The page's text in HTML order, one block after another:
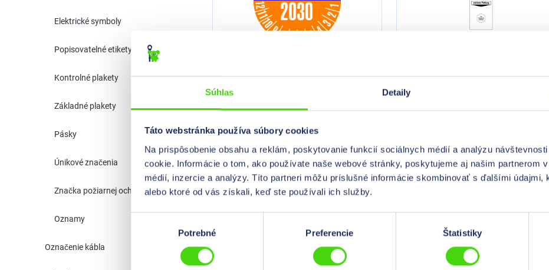
Súhlas Detaily
Táto webstránka používa súbory cookies
Na prispôsobenie obsahu a reklám, poskytovanie funkcií sociálnych médií a analýzu
cookie. Informácie o tom, ako používate naše webové stránky, poskytujeme aj našim partnerom
médií, inzercie a analýzy. Títo partneri môžu príslušné informácie skombinovať s ďalšími údajmi,
alebo ktoré od vás získali, keď ste používali ich služby.
Potrebné Preferencie Štatistiky
Elektrické symboly
Popisovatelné etikety
Kontrolné plakety
Základné plakety
Pásky
Únikové značenia
Značka požiarnej ochrany
Oznamy
Označenie kábla
Značka požiarnej ochrany